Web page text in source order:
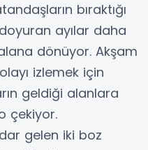
bıraktığı
ayılar daha
dönüyor. Akşam
izlemek için
geldiği alanlara
çekiyor.
gelen iki boz